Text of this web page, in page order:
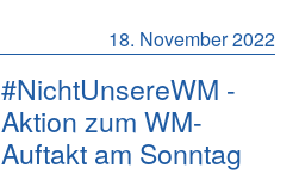
18. November 2022
#NichtUnsereWM -
Aktion zum WM-
Auftakt am Sonntag